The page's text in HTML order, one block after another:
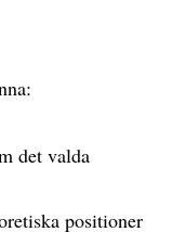
det valda
positioner